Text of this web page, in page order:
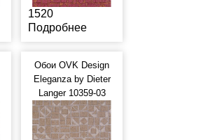
1520
Подробнее
Обои OVK Design
Eleganza by Dieter
Langer 10359-03